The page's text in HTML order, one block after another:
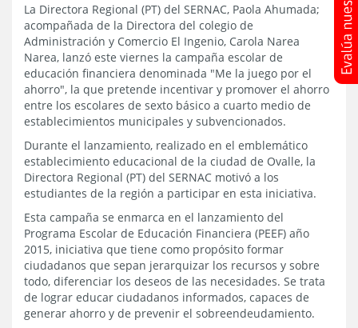
La Directora Regional (PT) del SERNAC, Paola Ahumada;
acompañada de la Directora del colegio de
Administración y Comercio El Ingenio, Carola Narea
Narea, lanzó este viernes la campaña escolar de
educación financiera denominada "Me la juego por el
ahorro", la que pretende incentivar y promover el ahorro
entre los escolares de sexto básico a cuarto medio de
establecimientos municipales y subvencionados.
Durante el lanzamiento, realizado en el emblemático
establecimiento educacional de la ciudad de Ovalle, la
Directora Regional (PT) del SERNAC motivó a los
estudiantes de la región a participar en esta iniciativa.
Esta campaña se enmarca en el lanzamiento del
Programa Escolar de Educación Financiera (PEEF) año
2015, iniciativa que tiene como propósito formar
ciudadanos que sepan jerarquizar los recursos y sobre
todo, diferenciar los deseos de las necesidades. Se trata
de lograr educar ciudadanos informados, capaces de
generar ahorro y de prevenir el sobreendeudamiento.